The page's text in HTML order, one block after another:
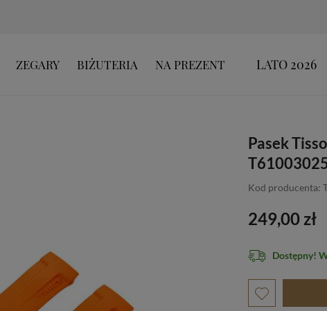
ZEGARY BIŻUTERIA NA PREZENT LATO 2026
Pasek
Kod producenta:
249,00 zł
Dostępny!